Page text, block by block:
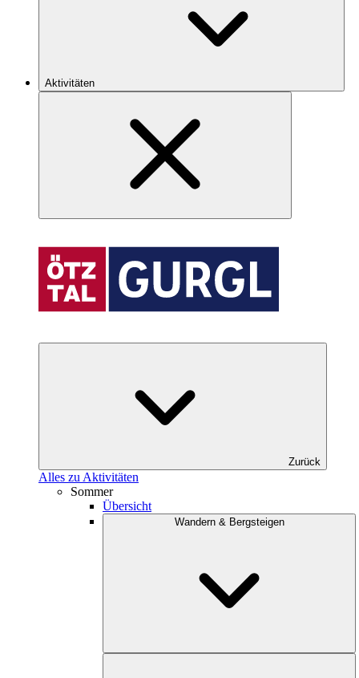
Aktivitäten
Zurück
Alles zu Aktivitäten
Sommer
Übersicht
Wandern & Bergsteigen